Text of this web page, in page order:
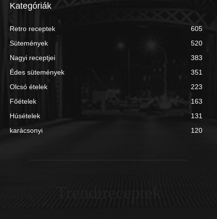
Kategóriák
Retro receptek
605
Sütemények
520
Nagyi receptjei
383
Édes sütemények
351
Olcsó ételek
223
Főételek
163
Húsételek
131
karácsonyi
120